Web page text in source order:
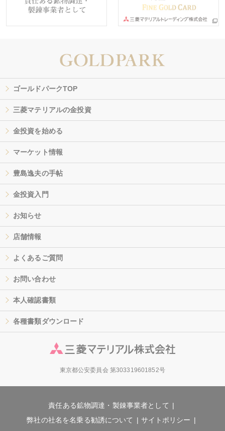
ゴールドパークTOP
三菱マテリアルの金投資
金投資を始める
マーケット情報
豊島逸夫の手帖
金投資入門
お知らせ
店舗情報
よくあるご質問
お問い合わせ
本人確認書類
各種書類ダウンロード
東京都公安委員会 第303319601852号
責任ある鉱物調達・製錬事業者として
弊社の社名を名乗る勧誘について
サイトポリシー